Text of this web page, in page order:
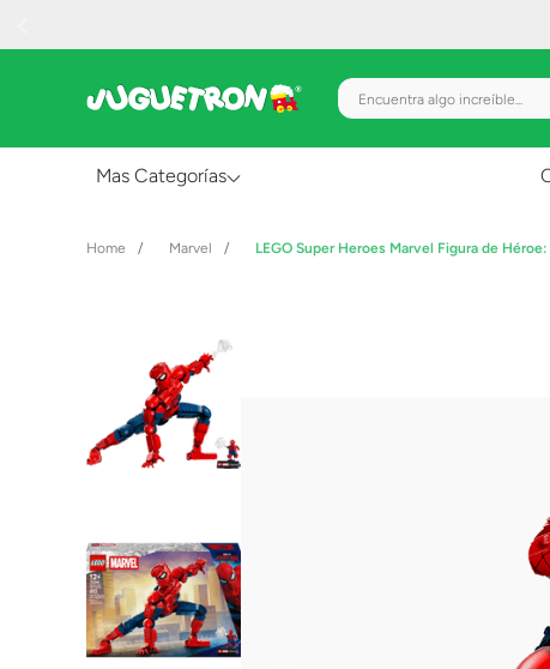
Encuentra algo increíble...
Mas Categorías
Creatividad y Arte
Figuras de Acción
Gadgets y Electrónicos
Lanzadores
Muñecas
Construcción
Marvel LEGO Super Heroes Marvel Figura de